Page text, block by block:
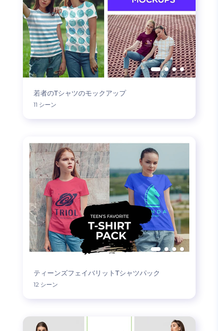
若者のTシャツのモックアップ
11 シーン
ティーンズフェイバリットTシャツパック
12 シーン